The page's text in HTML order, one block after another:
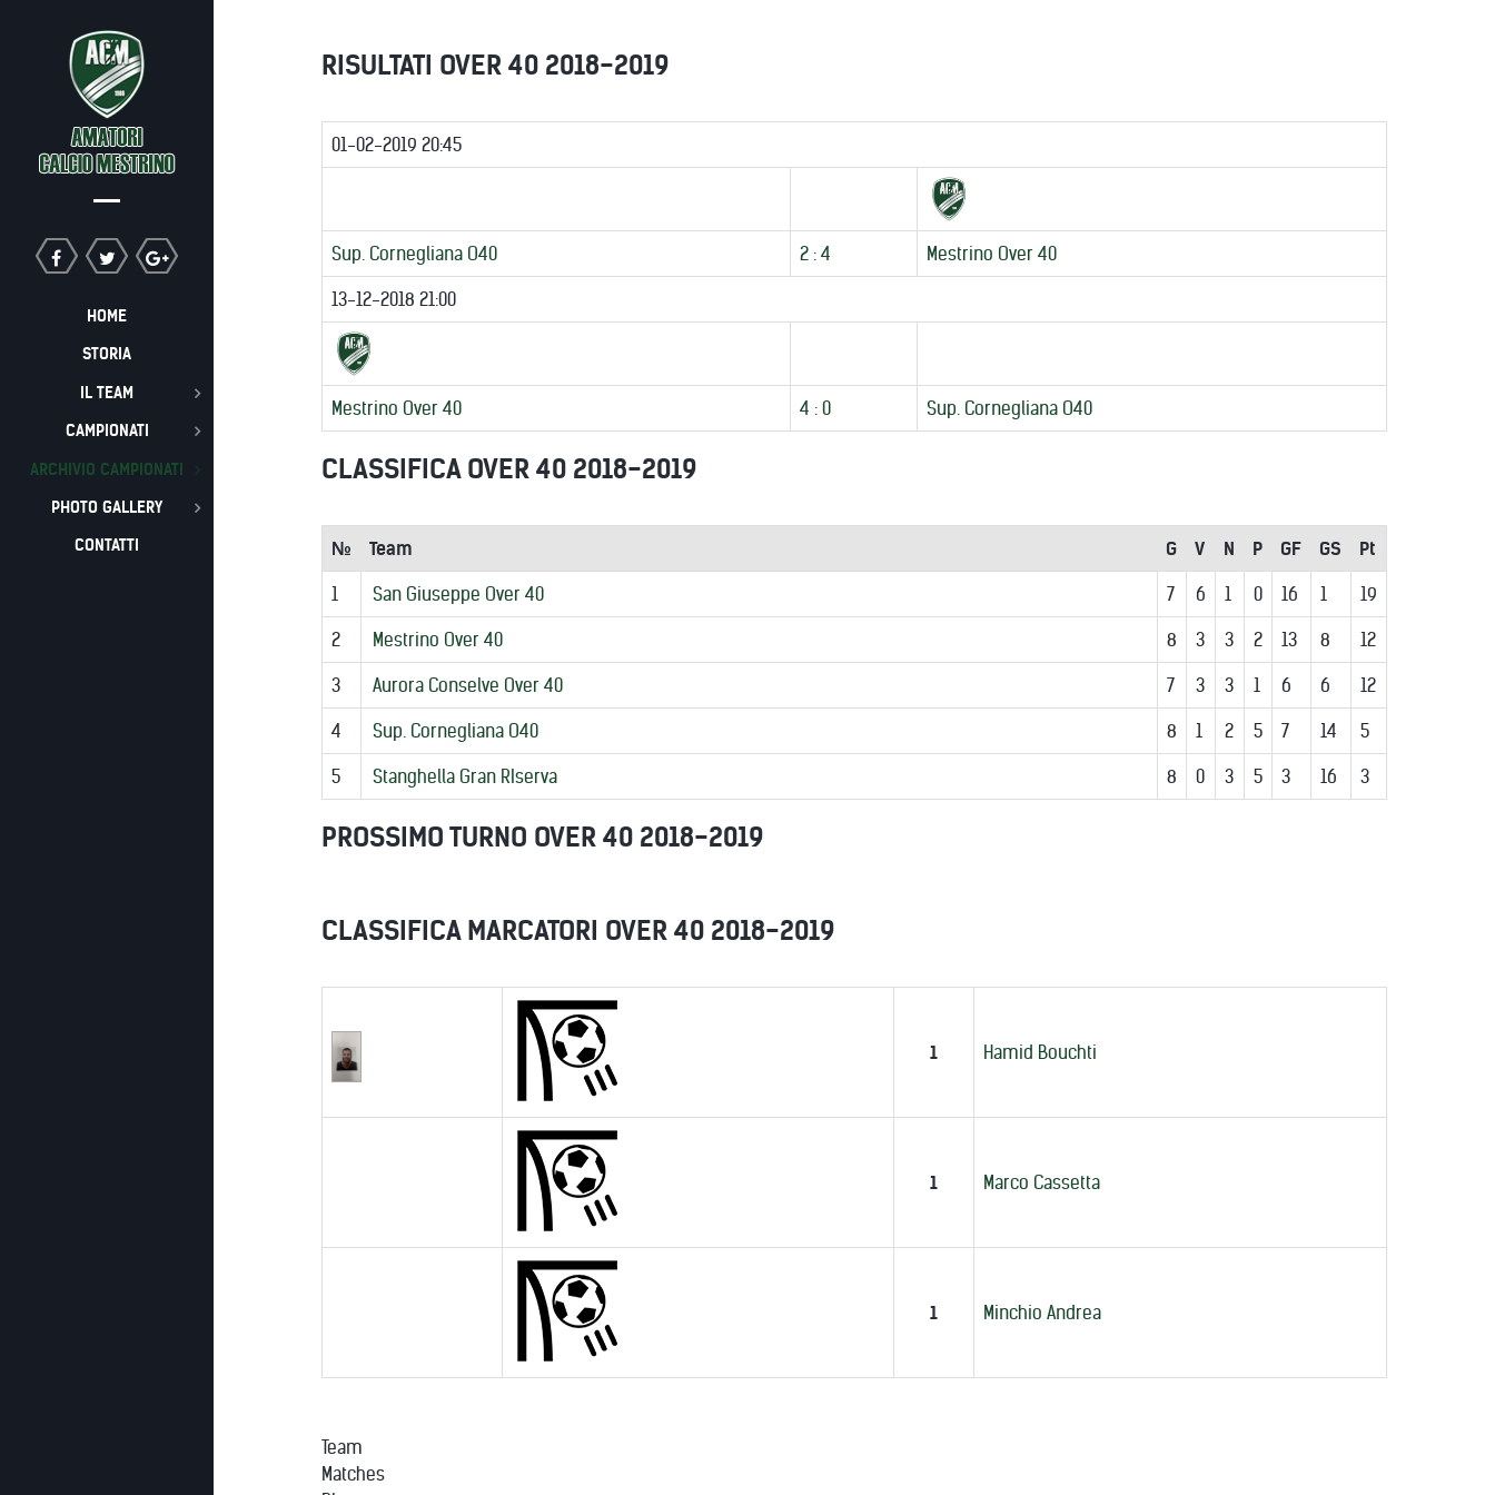
RISULTATI OVER 40 2018-2019
01-02-2019 20:45
Sup. Cornegliana O40 2 : 4 Mestrino Over 40
13-12-2018 21:00
Mestrino Over 40 4 : 0 Sup. Cornegliana O40
CLASSIFICA OVER 40 2018-2019
№ Team G V N P GF GS Pt
1 San Giuseppe Over 40 7 6 1 0 16 1 19
2 Mestrino Over 40 8 3 3 2 13 8 12
3 Aurora Conselve Over 40 7 3 3 1 6 6 12
4 Sup. Cornegliana O40 8 1 2 5 7 14 5
5 Stanghella Gran RIserva 8 0 3 5 3 16 3
PROSSIMO TURNO OVER 40 2018-2019
CLASSIFICA MARCATORI OVER 40 2018-2019
1 Hamid Bouchti
1 Marco Cassetta
1 Minchio Andrea
Team
Matches
HOME
STORIA
IL TEAM
CAMPIONATI
ARCHIVIO CAMPIONATI
PHOTO GALLERY
CONTATTI